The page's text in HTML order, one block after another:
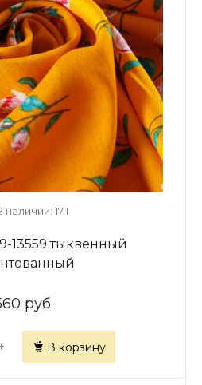
наличии: 17.1
13559 тыквенный
руб.
В корзину